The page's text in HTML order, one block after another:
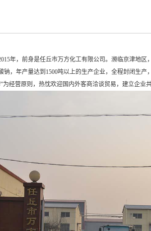
年，前身是任丘市万方化工有限公司。濒临京津地
，年产量达到1500吨以上的生产企业，全程封闭生
为经营原则，热忱欢迎国内外客商洽谈贸易，建立企业